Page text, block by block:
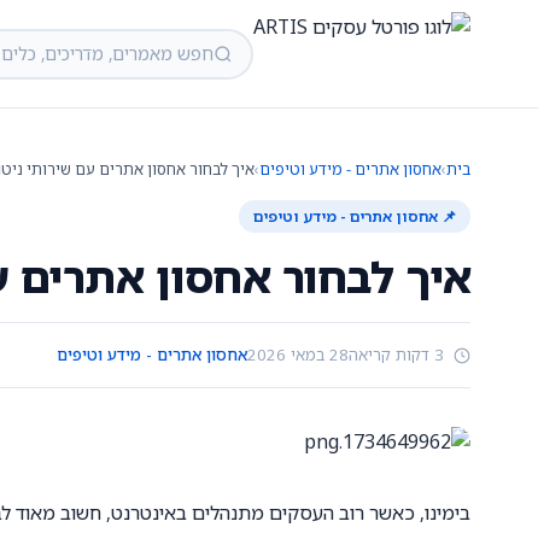
בית›אחסון אתרים - מידע וטיפים›איך לבחור אחסון אתרים עם שירותי
📌 אחסון אתרים - מידע וטיפים
איך לבחור אחסון אתרים
28 במאי 2026 אחסון אתרים - מידע וטיפים
בימינו, כאשר רוב העסקים מתנהלים באינטרנט, חשוב מאוד